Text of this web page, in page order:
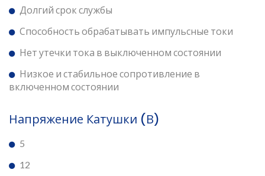
Долгий срок службы
Способность обрабатывать импульсные токи
Нет утечки тока в выключенном состоянии
Низкое и стабильное сопротивление в
включенном состоянии
Напряжение Катушки (В)
5
12